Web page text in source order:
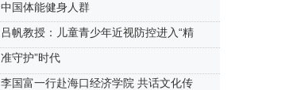
中国体能健身人群
吕帆教授：儿童青少年近视防控进入“精
准守护”时代
李国富一行赴海口经济学院 共话文化传